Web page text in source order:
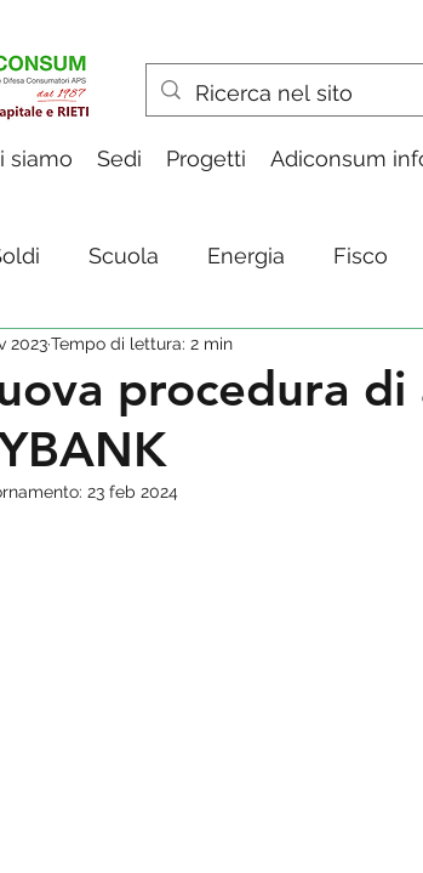
siamo Sedi Progetti Adiconsum
Scuola Energia Fisco
digitale Spesa & consumi
procedura di
2023Tempo di lettura: 2 min
23 feb 2024